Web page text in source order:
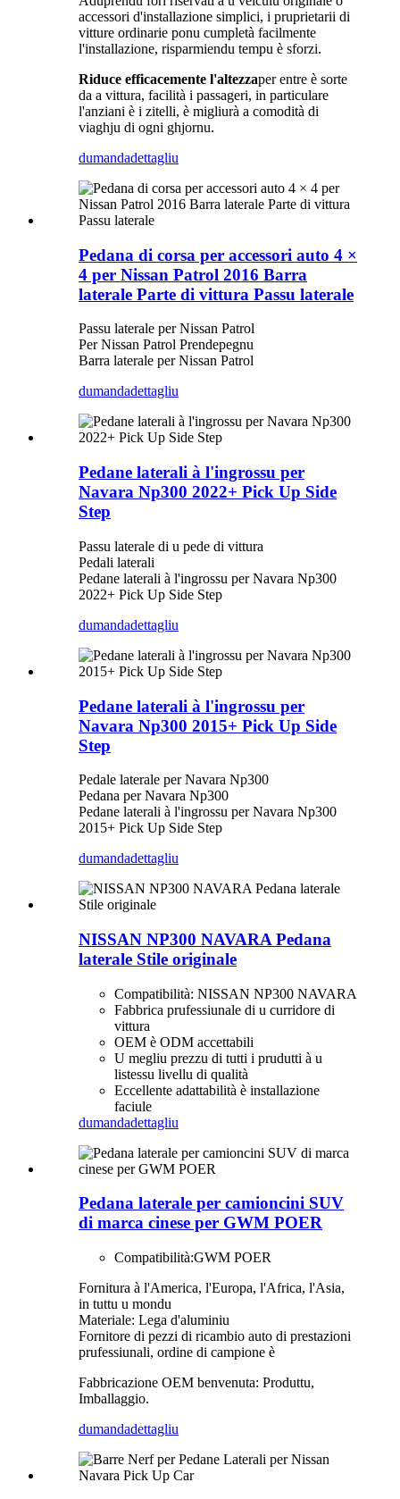
accessori d'installazione simplici, i pruprietarii di
vitture ordinarie ponu cumpletà facilmente
l'installazione, risparmiendu tempu è sforzi.
Riduce efficacemente l'altezzaper entre è sorte
da a vittura, facilità i passageri, in particulare
l'anziani è i zitelli, è migliurà a comodità di
viaghju di ogni ghjornu.
dumandadettagliu
Pedana di corsa per accessori auto 4 ×
4 per Nissan Patrol 2016 Barra
laterale Parte di vittura Passu laterale
Passu laterale per Nissan Patrol
Per Nissan Patrol Prendepegnu
Barra laterale per Nissan Patrol
dumandadettagliu
Pedane laterali à l'ingrossu per
Navara Np300 2022+ Pick Up Side
Step
Passu laterale di u pede di vittura
Pedali laterali
Pedane laterali à l'ingrossu per Navara Np300
2022+ Pick Up Side Step
dumandadettagliu
Pedane laterali à l'ingrossu per
Navara Np300 2015+ Pick Up Side
Step
Pedale laterale per Navara Np300
Pedana per Navara Np300
Pedane laterali à l'ingrossu per Navara Np300
2015+ Pick Up Side Step
dumandadettagliu
NISSAN NP300 NAVARA Pedana
laterale Stile originale
Compatibilità: NISSAN NP300 NAVARA
Fabbrica prufessiunale di u curridore di
vittura
OEM è ODM accettabili
U megliu prezzu di tutti i prudutti à u
listessu livellu di qualità
Eccellente adattabilità è installazione
faciule
dumandadettagliu
Pedana laterale per camioncini SUV
di marca cinese per GWM POER
Compatibilità:GWM POER
Fornitura à l'America, l'Europa, l'Africa, l'Asia,
in tuttu u mondu
Materiale: Lega d'aluminiu
Fornitore di pezzi di ricambio auto di prestazioni
prufessiunali, ordine di campione è
Fabbricazione OEM benvenuta: Produttu,
Imballaggio.
dumandadettagliu